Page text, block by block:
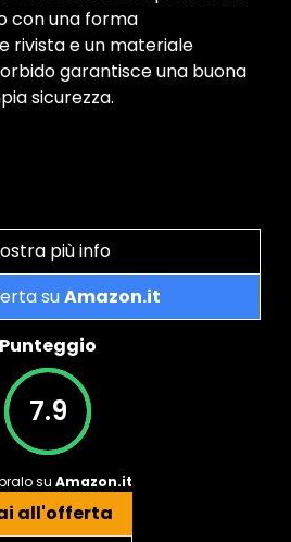
con una forma
rivista e un materiale
garantisce una buona
sicurezza.
più info
suAmazon.it
Punteggio
7.9
su Amazon.it
all'offerta